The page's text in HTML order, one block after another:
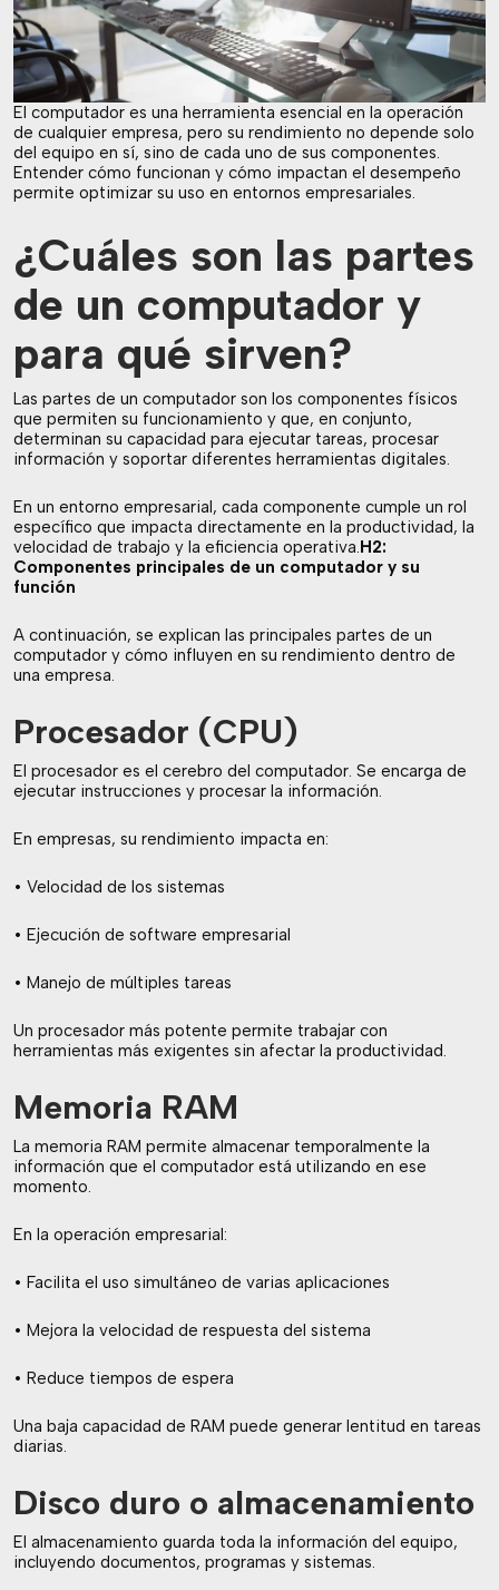
El computador es una herramienta esencial en la operación
de cualquier empresa, pero su rendimiento no depende solo
del equipo en sí, sino de cada uno de sus componentes.
Entender cómo funcionan y cómo impactan el desempeño
permite optimizar su uso en entornos empresariales.
¿Cuáles son las partes
de un computador y
para qué sirven?
Las partes de un computador son los componentes físicos
que permiten su funcionamiento y que, en conjunto,
determinan su capacidad para ejecutar tareas, procesar
información y soportar diferentes herramientas digitales.
En un entorno empresarial, cada componente cumple un rol
específico que impacta directamente en la productividad, la
velocidad de trabajo y la eficiencia operativa.H2:
Componentes principales de un computador y su
función
A continuación, se explican las principales partes de un
computador y cómo influyen en su rendimiento dentro de
una empresa.
Procesador (CPU)
El procesador es el cerebro del computador. Se encarga de
ejecutar instrucciones y procesar la información.
En empresas, su rendimiento impacta en:
• Velocidad de los sistemas
• Ejecución de software empresarial
• Manejo de múltiples tareas
Un procesador más potente permite trabajar con
herramientas más exigentes sin afectar la productividad.
Memoria RAM
La memoria RAM permite almacenar temporalmente la
información que el computador está utilizando en ese
momento.
En la operación empresarial:
• Facilita el uso simultáneo de varias aplicaciones
• Mejora la velocidad de respuesta del sistema
• Reduce tiempos de espera
Una baja capacidad de RAM puede generar lentitud en tareas
diarias.
Disco duro o almacenamiento
El almacenamiento guarda toda la información del equipo,
incluyendo documentos, programas y sistemas.